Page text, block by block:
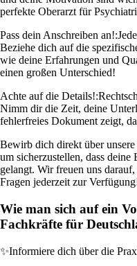
perfekte Oberarzt für
Pass dein Anschreiben an!:
Beziehe dich auf die
wie deine Erfahrungen und
einen großen Unterschied!
Achte auf die Details!:
Nimm dir die Zeit, deine
fehlerfreies Dokument zeigt,
Bewirb dich direkt über unsere
um sicherzustellen, dass
gelangt. Wir freuen uns
Fragen jederzeit zur
Wie man sich auf ein
Fachkräfte für
✨Informiere dich über die